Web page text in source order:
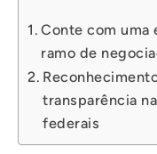
Conte com uma
ramo de
transparência
federais